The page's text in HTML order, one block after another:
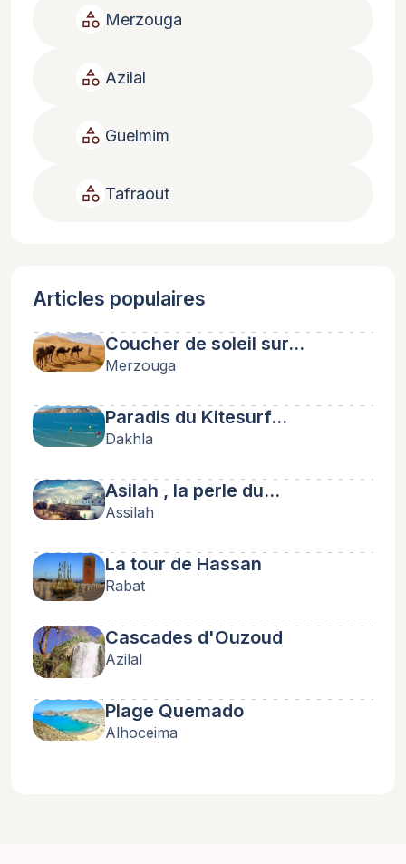
category Merzouga
category Azilal
category Guelmim
category Tafraout
Articles populaires
Coucher de soleil sur…
Merzouga
Paradis du Kitesurf…
Dakhla
Asilah , la perle du…
Assilah
La tour de Hassan
Rabat
Cascades d'Ouzoud
Azilal
Plage Quemado
Alhoceima